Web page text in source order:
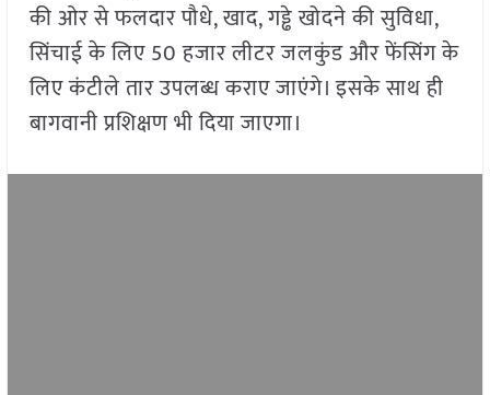
की ओर से फलदार पौधे, खाद, गड्ढे खोदने की सुविधा,
सिंचाई के लिए 50 हजार लीटर जलकुंड और फेंसिंग के
लिए कंटीले तार उपलब्ध कराए जाएंगे। इसके साथ ही
बागवानी प्रशिक्षण भी दिया जाएगा।